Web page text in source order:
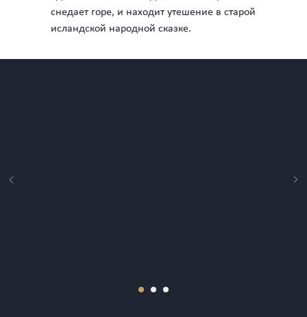
снедает горе, и находит утешение в старой
исландской народной сказке.